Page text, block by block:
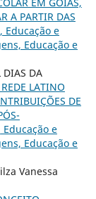
A PARTIR DAS
Educação e
Educação e
DA
LATINO
DE
e
Educação e
Vanessa